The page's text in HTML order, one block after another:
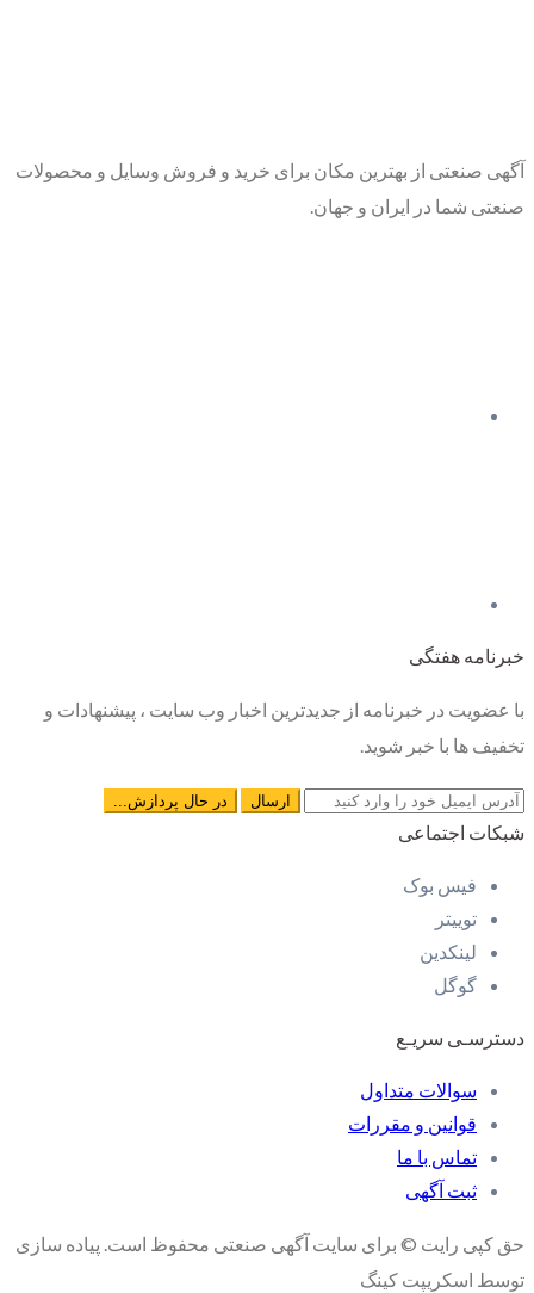
آگهی صنعتی از بهترین مکان برای خرید و فروش وسایل و محصولات
صنعتی شما در ایران و جهان.
خبرنامه هفتگی
با عضویت در خبرنامه از جدیدترین اخبار وب سایت ، پیشنهادات و
تخفیف ها با خبر شوید.
شبکات اجتماعی
فیس بوک
توییتر
لینکدین
گوگل
دسترسـی سریـع
سوالات متداول
قوانین و مقررات
تماس با ما
ثبت آگهی
حق کپی رایت © برای سایت آگهی صنعتی محفوظ است. پیاده سازی
توسط اسکریپت کینگ